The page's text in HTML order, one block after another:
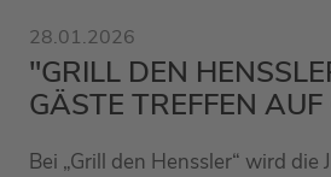
28.01.2026
"GRILL DEN
GÄSTE TREFFEN
Bei „Grill den Henssler“ wird die